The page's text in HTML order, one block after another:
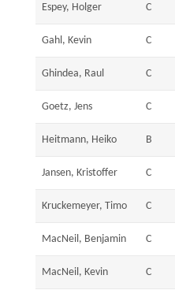
Espey, Holger C
Gahl, Kevin C
Ghindea, Raul C
Goetz, Jens C
Heitmann, Heiko B
Jansen, Kristoffer C
Kruckemeyer, Timo C
MacNeil, Benjamin C
MacNeil, Kevin C